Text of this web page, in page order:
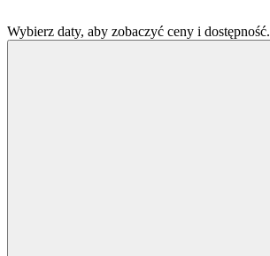
Wybierz daty, aby zobaczyć ceny i dostępność.